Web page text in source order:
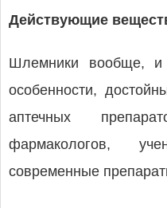
Действующие
Шлемники вообще, и
особенности,
аптечных
фармакологов,
современные